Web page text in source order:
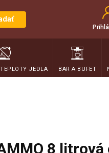
JEDLA BAR A BUFET
8